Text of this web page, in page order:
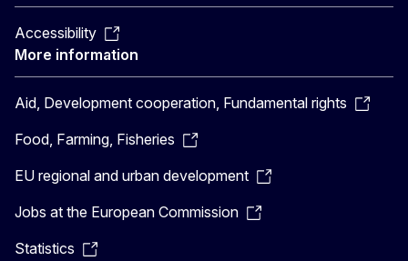
Accessibility
More information
Aid, Development cooperation, Fundamental rights
Food, Farming, Fisheries
EU regional and urban development
Jobs at the European Commission
Statistics